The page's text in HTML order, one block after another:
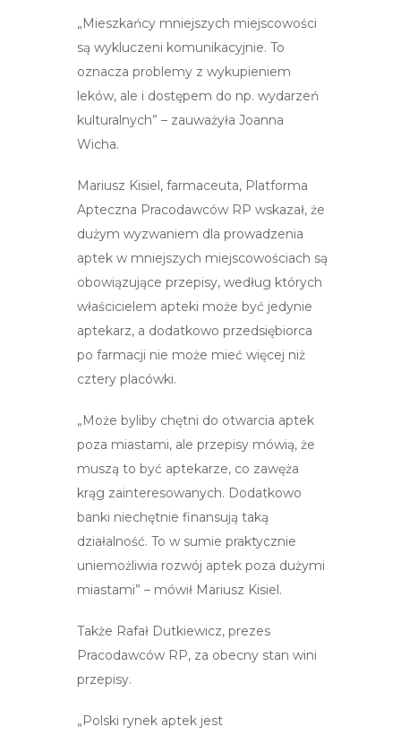
„Mieszkańcy mniejszych miejscowości
są wykluczeni komunikacyjnie. To
oznacza problemy z wykupieniem
leków, ale i dostępem do np. wydarzeń
kulturalnych” – zauważyła Joanna
Wicha.
Mariusz Kisiel, farmaceuta, Platforma
Apteczna Pracodawców RP wskazał, że
dużym wyzwaniem dla prowadzenia
aptek w mniejszych miejscowościach są
obowiązujące przepisy, według których
właścicielem apteki może być jedynie
aptekarz, a dodatkowo przedsiębiorca
po farmacji nie może mieć więcej niż
cztery placówki.
„Może byliby chętni do otwarcia aptek
poza miastami, ale przepisy mówią, że
muszą to być aptekarze, co zawęża
krąg zainteresowanych. Dodatkowo
banki niechętnie finansują taką
działalność. To w sumie praktycznie
uniemożliwia rozwój aptek poza dużymi
miastami” – mówił Mariusz Kisiel.
Także Rafał Dutkiewicz, prezes
Pracodawców RP, za obecny stan wini
przepisy.
„Polski rynek aptek jest